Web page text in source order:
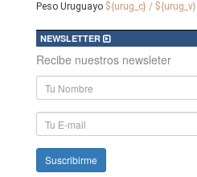
Peso Uruguayo ${urug_c} / ${urug_v}
NEWSLETTER
Recibe nuestros newsleter
Nombre
y
Apellido
E-
mail